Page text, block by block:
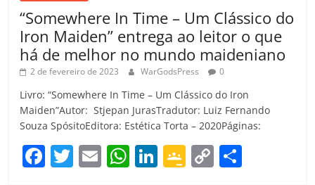
“Somewhere In Time – Um Clássico do
Iron Maiden” entrega ao leitor o que
há de melhor no mundo maideniano
2 de fevereiro de 2023 WarGodsPress 0
Livro: “Somewhere In Time – Um Clássico do Iron
Maiden”Autor: Stjepan JurasTradutor: Luiz Fernando
Souza SpósitoEditora: Estética Torta – 2020Páginas:
F T E W Li G C